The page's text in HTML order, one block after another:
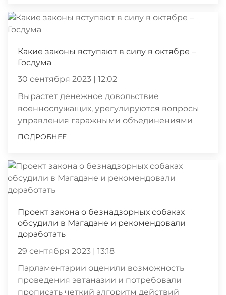
Какие законы вступают в силу в октябре –
Госдума
30 сентября 2023 | 12:02
Вырастет денежное довольствие
военнослужащих, урегулируются вопросы
управления гаражными объединениями
ПОДРОБНЕЕ
Проект закона о безнадзорных собаках
обсудили в Магадане и рекомендовали
доработать
29 сентября 2023 | 13:18
Парламентарии оценили возможность
проведения эвтаназии и потребовали
прописать четкий алгоритм действий